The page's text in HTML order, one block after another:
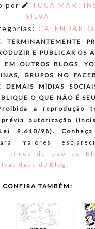
por
TUCA
SILVA
TERMINANTEMENTE
E PUBLICAR OS
EM OUTROS BLOGS,
GRUPOS NO
DEMAIS MÍDIAS
O QUE NÃO É
Proibida a reprodução
autorização
9.610/98).
maiores
Termos de Uso do
do Blog.
CONFIRA TAMBÉM: